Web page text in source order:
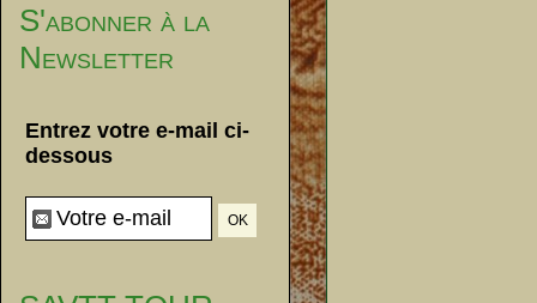
S'abonner à la
Newsletter
Entrez votre e-mail ci-
dessous